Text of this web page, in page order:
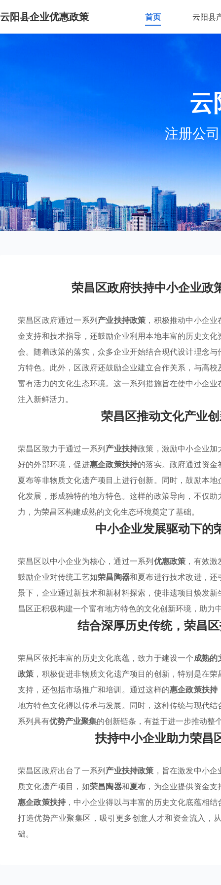
云阳县企业优惠政策 首页 云阳县
云
注册公
荣昌区政府扶持中小企业政
荣昌区政府通过一系列产业扶持政策 ，积极推动中小企
金支持和技术指导，还鼓励企业利用本地丰富的历史文化
会。随着政策的落实，众多企业开始结合现代设计理念与
方特色。此外，区政府还鼓励企业建立合作关系，与高
富有活力的文化生态环境。这一系列措施旨在使中小企
注入新鲜活力。
荣昌区推动文化产业
荣昌区致力于通过一系列产业扶持政策，激励中小企业
好的外部环境，促进惠企政策扶持的落实。政府通过资
夏布等非物质文化遗产项目上进行创新。同时，鼓励本
化发展，形成独特的地方特色。这样的政策导向，不仅
力，为荣昌区构建成熟的文化生态环境奠定了基础。
中小企业发展驱动下的
荣昌区以中小企业为核心，通过一系列优惠政策 ，有效
鼓励企业对传统工艺如荣昌陶器和夏布进行技术改进，
景下，企业通过新技术和新材料探索，使非遗项目焕发
昌区正积极构建一个富有地方特色的文化创新环境，助
结合深厚历史传统，荣昌
荣昌区依托丰富的历史文化底蕴，致力于建设一个成熟的
政策 ，积极促进非物质文化遗产项目的创新，特别是在
支持，还包括市场推广和培训。通过这样的惠企政策扶持
地方特色文化得以传承与发展。同时，这种传统与现代
系列具有优势产业聚集的创新链条，有益于进一步推动整
扶持中小企业助力荣昌
荣昌区政府出台了一系列产业扶持政策 ，旨在激发中小
质文化遗产项目，如荣昌陶器和夏布 ，为企业提供资金
惠企政策扶持 ，中小企业得以与丰富的历史文化底蕴相
打造优势产业聚集区，吸引更多创意人才和资金流入，
础。